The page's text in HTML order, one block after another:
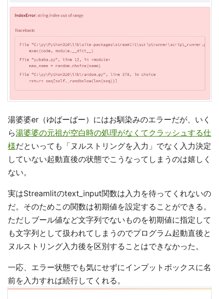
湯婆婆er（ゆばーばー）にはお馴染みのエラーだが、いく
ら湯婆婆の元祖が空白時の処理がなくてクラッシュする仕
様だといっても「ヌルストリングを入力」でなく入力決定
していない起動直後の状態でこうなってしまうのは嬉しく
ない。
実はStreamlitのtext_input関数は入力を待ってくれないの
だ。そのためこの関数は初期値を設定することができる。
ただしブール値など文字列でないものを初期値に指定して
も文字列として扱われてしまうのでプログラム起動直後と
ヌルストリング入力後を区別することはできなかった。
一応、エラー状態でも気にせずにインプットボックスに名
前を入力すれば続行してくれる。